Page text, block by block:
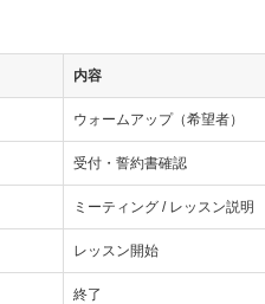
内容
ウォームアップ（希望者）
受付・誓約書確認
ミーティング / レッスン説明
レッスン開始
終了